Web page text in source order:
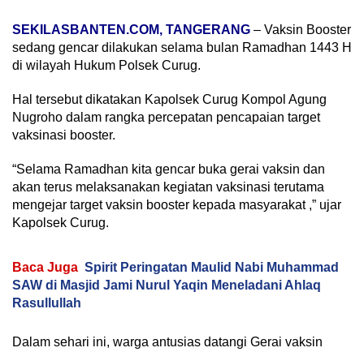
SEKILASBANTEN.COM, TANGERANG – Vaksin Booster
sedang gencar dilakukan selama bulan Ramadhan 1443 H
di wilayah Hukum Polsek Curug.
Hal tersebut dikatakan Kapolsek Curug Kompol Agung
Nugroho dalam rangka percepatan pencapaian target
vaksinasi booster.
“Selama Ramadhan kita gencar buka gerai vaksin dan
akan terus melaksanakan kegiatan vaksinasi terutama
mengejar target vaksin booster kepada masyarakat ,” ujar
Kapolsek Curug.
Baca Juga Spirit Peringatan Maulid Nabi Muhammad
SAW di Masjid Jami Nurul Yaqin Meneladani Ahlaq
Rasullullah
Dalam sehari ini, warga antusias datangi Gerai vaksin